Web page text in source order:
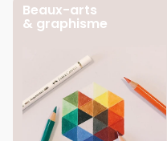
Beaux-arts
& graphisme